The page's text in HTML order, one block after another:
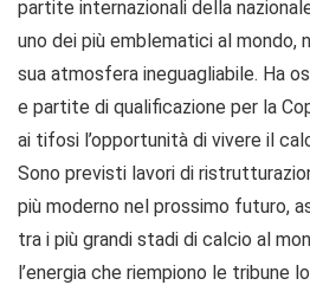
partite internazionali della
uno dei più emblematici al mondo,
sua atmosfera ineguagliabile. Ha
e partite di qualificazione per la
ai tifosi l’opportunità di vivere il
Sono previsti lavori di
più moderno nel prossimo futuro,
tra i più grandi stadi di calcio al
l’energia che riempiono le tribune